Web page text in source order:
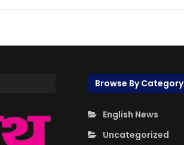
Browse By Category
English News
Uncategorized